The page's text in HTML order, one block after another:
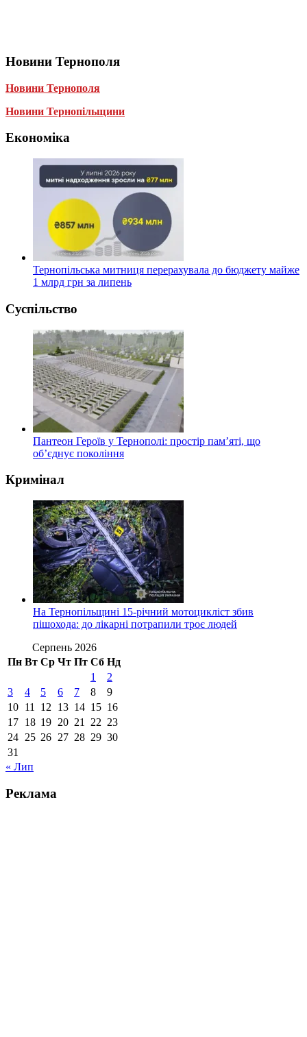
Новини Тернополя
Новини Тернополя
Новини Тернопільщини
Економіка
Тернопільська митниця перерахувала до бюджету майже
1 млрд грн за липень
Суспільство
Пантеон Героїв у Тернополі: простір пам’яті, що
об’єднує покоління
Кримінал
На Тернопільщині 15-річний мотоцикліст збив
пішохода: до лікарні потрапили троє людей
Серпень 2026
Пн Вт Ср Чт Пт Сб Нд
1
2
3
4 5 6 7 8
9
10 11 12 13 14 15 16
17 18 19 20 21 22 23
24 25 26 27 28 29 30
31
« Лип
Реклама